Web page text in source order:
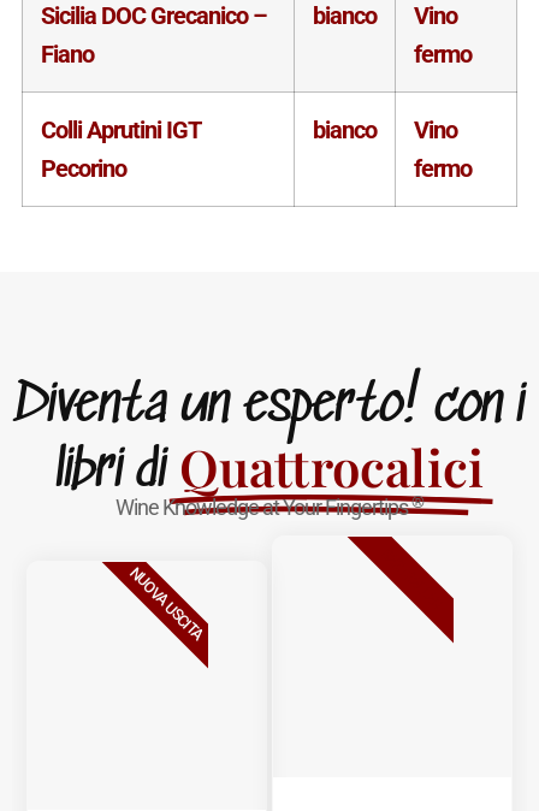
Sicilia DOC Grecanico –
Fiano
bianco
Vino
fermo
Colli Aprutini IGT
Pecorino
bianco
Vino
fermo
Diventa un esperto! con i
libri di Quattrocalici
Wine Knowledge at Your Fingertips®
NUOVA USCITA BESTSELLER